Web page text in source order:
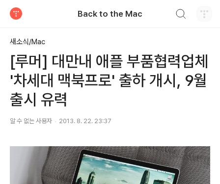
Back to the Mac
새소식/Mac
[루머] 대만내 애플 부품협력업체
'차세대 맥북프로' 출하 개시, 9월
출시 유력
알 수 없는 사용자 2013. 8. 22. 23:37